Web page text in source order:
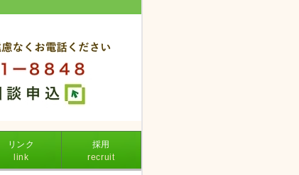
リンク
link
採用
recruit